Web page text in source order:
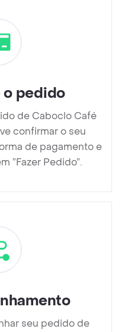
o pedido
de Caboclo Café
confirmar o seu
de pagamento e
”Fazer Pedido”.
seu pedido de